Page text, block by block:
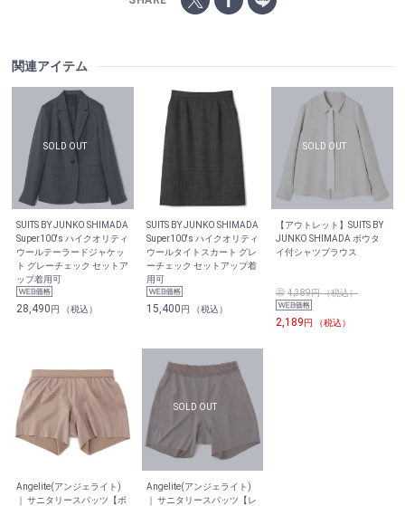
関連アイテム
SUITS BY JUNKO SHIMADA
Super100′s ハイクオリティ
ウールテーラードジャケッ
ト グレーチェック セットア
ップ着用可
28,490円 （税込）
SUITS BY JUNKO SHIMADA
Super100′s ハイクオリティ
ウールタイトスカート グレ
ーチェック セットアップ着
用可
15,400円 （税込）
【アウトレット】SUITS BY
JUNKO SHIMADA ボウタ
イ付シャツブラウス
4,389円 （税込）
2,189円 （税込）
Angelite(アンジェライト)
｜ サニタリースパッツ【ボ
Angelite(アンジェライト)
｜ サニタリースパッツ【レ